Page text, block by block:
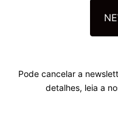
Pode cancelar a
detalhes, leia a